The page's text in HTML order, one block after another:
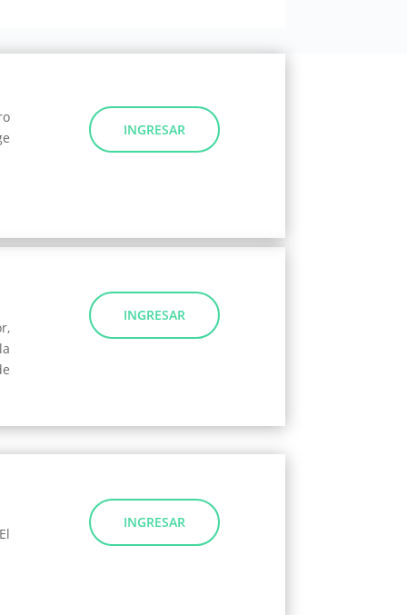
INGRESAR
INGRESAR
INGRESAR